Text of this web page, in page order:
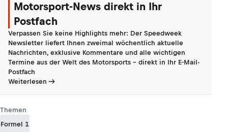
Motorsport-News direkt in Ihr
Postfach
Verpassen Sie keine Highlights mehr: Der Speedweek
Newsletter liefert Ihnen zweimal wöchentlich aktuelle
Nachrichten, exklusive Kommentare und alle wichtigen
Termine aus der Welt des Motorsports - direkt in Ihr E-Mail-
Postfach
Weiterlesen
Themen
Formel 1